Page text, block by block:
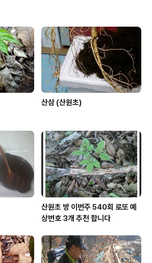
산삼 (산원초)
산원초 방 이번주 540회 로또 예
상번호 3개 추천 합니다